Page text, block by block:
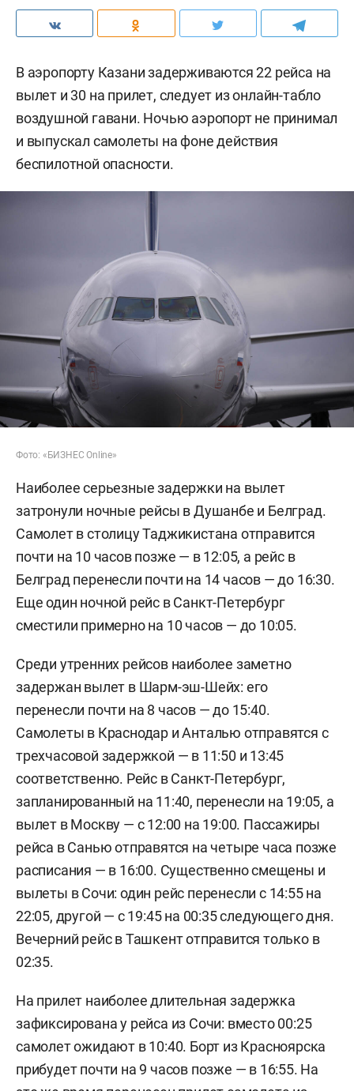
В аэропорту Казани задерживаются 22 рейса на
вылет и 30 на прилет, следует из онлайн-табло
воздушной гавани. Ночью аэропорт не принимал
и выпускал самолеты на фоне действия
беспилотной опасности.
Фото: «БИЗНЕС Online»
Наиболее серьезные задержки на вылет
затронули ночные рейсы в Душанбе и Белград.
Самолет в столицу Таджикистана отправится
почти на 10 часов позже — в 12:05, а рейс в
Белград перенесли почти на 14 часов — до 16:30.
Еще один ночной рейс в Санкт-Петербург
сместили примерно на 10 часов — до 10:05.
Среди утренних рейсов наиболее заметно
задержан вылет в Шарм-эш-Шейх: его
перенесли почти на 8 часов — до 15:40.
Самолеты в Краснодар и Анталью отправятся с
трехчасовой задержкой — в 11:50 и 13:45
соответственно. Рейс в Санкт-Петербург,
запланированный на 11:40, перенесли на 19:05, а
вылет в Москву — с 12:00 на 19:00. Пассажиры
рейса в Санью отправятся на четыре часа позже
расписания — в 16:00. Существенно смещены и
вылеты в Сочи: один рейс перенесли с 14:55 на
22:05, другой — с 19:45 на 00:35 следующего дня.
Вечерний рейс в Ташкент отправится только в
02:35.
На прилет наиболее длительная задержка
зафиксирована у рейса из Сочи: вместо 00:25
самолет ожидают в 10:40. Борт из Красноярска
прибудет почти на 9 часов позже — в 16:55. На